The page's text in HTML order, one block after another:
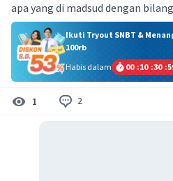
apa yang di madsud dengan
Ikuti Tryout SNBT &
100rb
Habis dalam
00 :10 :30 :
1 2